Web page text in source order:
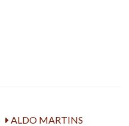
ALDO MARTINS